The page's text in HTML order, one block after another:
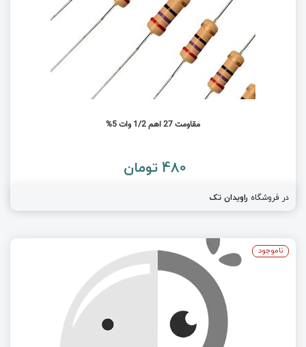
مقاومت 27 اهم 1/2 وات 5%
480 تومان
در فروشگاه راویدان تک
ناموجود